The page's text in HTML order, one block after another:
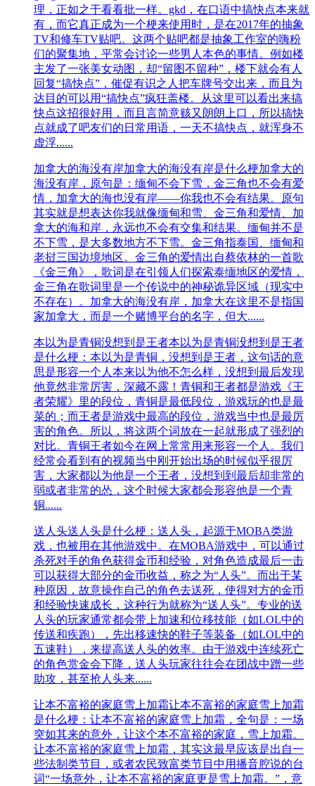
理，正如之于看看批一样。gkd，在口语中搞快点本来就
有，而它真正成为一个梗来使用时，是在2017年的抽象
TV和修车TV贴吧。这两个贴吧都是抽象工作室的嗨粉
们的聚集地，平常会讨论一些男人本色的事情。例如楼
主发了一张美女动图，却“留图不留种”，楼下就会有人
回复“搞快点”，催促有识之人把车牌号交出来，而且为
达目的可以用“搞快点”疯狂盖楼。从这里可以看出来搞
快点这招很好用，而且言简意赅又朗朗上口，所以搞快
点就成了吧友们的日常用语，一天不搞快点，就浑身不
虚浮......
加拿大的海没有岸加拿大的海没有岸是什么梗加拿大的
海没有岸，原句是：缅甸不会下雪，金三角也不会有爱
情，加拿大的海也没有岸——你我也不会有结果。原句
其实就是想表达你我就像缅甸和雪、金三角和爱情、加
拿大的海和岸，永远也不会有交集和结果。缅甸并不是
不下雪，是大多数地方不下雪。金三角指泰国、缅甸和
老挝三国边境地区。金三角的爱情出自蔡依林的一首歌
《金三角》，歌词是在引领人们探索泰缅地区的爱情，
金三角在歌词里是一个传说中的神秘诡异区域（现实中
不存在）。加拿大的海没有岸，加拿大在这里不是指国
家加拿大，而是一个赌博平台的名字，但大......
本以为是青铜没想到是王者本以为是青铜没想到是王者
是什么梗：本以为是青铜，没想到是王者，这句话的意
思是形容一个人本来以为他不怎么样，没想到最后发现
他竟然非常厉害，深藏不露！青铜和王者都是游戏《王
者荣耀》里的段位，青铜是最低段位，游戏玩的也是最
菜的；而王者是游戏中最高的段位，游戏当中也是最厉
害的角色。所以，将这两个词放在一起就形成了强烈的
对比。青铜王者如今在网上常常用来形容一个人。我们
经常会看到有的视频当中刚开始出场的时候似乎很厉
害，大家都以为他是一个王者，没想到到最后却非常的
弱或者非常的怂，这个时候大家都会形容他是一个青
铜......
送人头送人头是什么梗：送人头，起源于MOBA类游
戏，也被用在其他游戏中。在MOBA游戏中，可以通过
杀死对手的角色获得金币和经验，对角色造成最后一击
可以获得大部分的金币收益，称之为“人头”。而出于某
种原因，故意操作自己的角色去送死，使得对方的金币
和经验快速成长，这种行为就称为“送人头”。专业的送
人头的玩家通常都会带上加速和位移技能（如LOL中的
传送和疾跑），先出移速快的鞋子等装备（如LOL中的
五速鞋），来提高送人头的效率。由于游戏中连续死亡
的角色赏金会下降，送人头玩家往往会在团战中蹭一些
助攻，甚至抢人头来......
让本不富裕的家庭雪上加霜让本不富裕的家庭雪上加霜
是什么梗：让本不富裕的家庭雪上加霜，全句是：一场
突如其来的意外，让这个本不富裕的家庭，雪上加霜。
让本不富裕的家庭雪上加霜，其实这最早应该是出自一
些法制类节目，或者农民致富类节目中用播音腔说的台
词“一场意外，让本不富裕的家庭更是雪上加霜。”，意